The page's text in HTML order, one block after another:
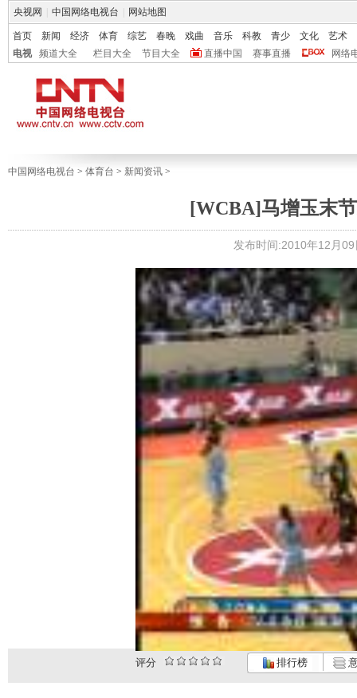
央视网 中国网络电视台 网站地图
首页 新闻 经济 体育 综艺 春晚 戏曲 音乐 科教 青少 文化
艺术
电视
频道大全 栏目大全 节目大全 直播中国 赛事直播 网络
中国网络电视台 > 体育台 > 新闻资讯 >
[WCBA]马增玉末
发布时间:2010年12月
评分 排行榜